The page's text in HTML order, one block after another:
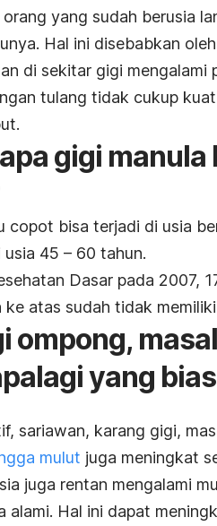
orang yang sudah berusia
Hal ini disebabkan
di sekitar gigi mengalami
tulang tidak cukup
gigi
copot bisa terjadi di usia
45 – 60 tahun.
Dasar pada 2007,
ke atas sudah tidak
ompong,
yang
sariawan, karang gigi,
mulut juga meningkat
juga rentan mengalami
alami. Hal ini dapat